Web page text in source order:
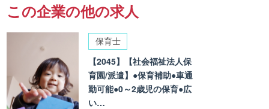
この企業の他の求人
保育士
【2045】【社会福祉法人保
育園/派遣】●保育補助●車通
勤可能●0～2歳児の保育●広
い…